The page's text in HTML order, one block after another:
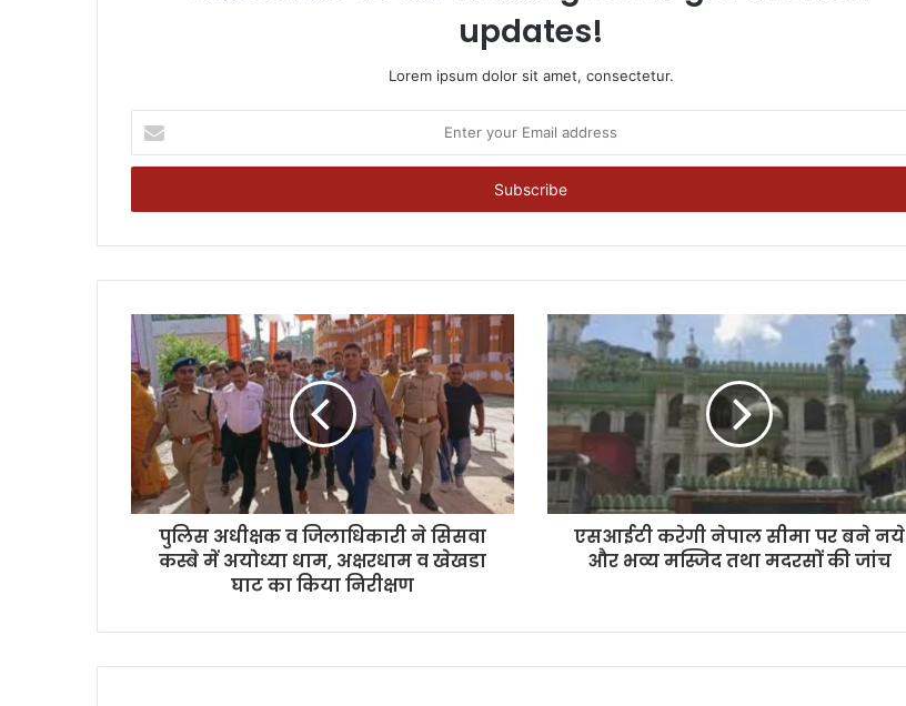
updates!
Lorem ipsum dolor sit amet, consectetur.
your
Email
पुलिस अधीक्षक व जिलाधिकारी ने सिसवा
कस्बे में अयोध्या धाम, अक्षरधाम व खेखडा
घाट का किया निरीक्षण
एसआईटी करेगी नेपाल सीमा पर बने नये
और भव्य मस्जिद तथा मदरसों की जांच